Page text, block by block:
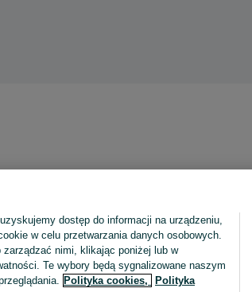
dostęp do informacji na urządzeniu,
w celu przetwarzania danych osobowych.
nimi, klikając poniżej lub w
Te wybory będą sygnalizowane naszym
Polityka cookies,
Polityka